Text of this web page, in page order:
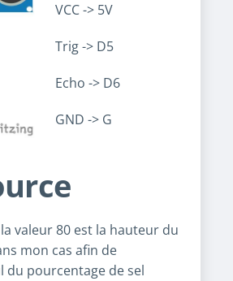
VCC -> 5V
Trig -> D5
Echo -> D6
GND -> G
valeur 80 est la hauteur du
mon cas afin de
du pourcentage de sel